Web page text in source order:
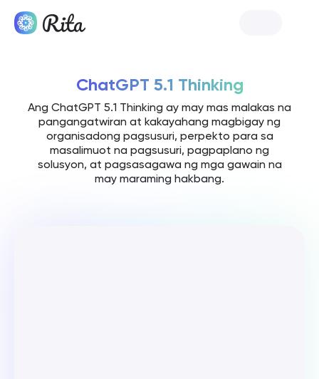
ChatGPT 5.1 Thinking
Ang ChatGPT 5.1 Thinking ay may mas malakas na
pangangatwiran at kakayahang magbigay ng
organisadong pagsusuri, perpekto para sa
masalimuot na pagsusuri, pagpaplano ng
solusyon, at pagsasagawa ng mga gawain na
may maraming hakbang.